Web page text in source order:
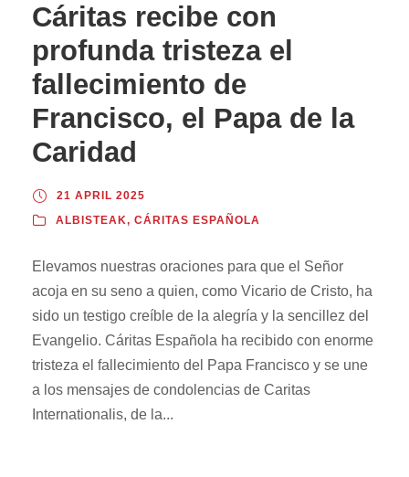
Cáritas recibe con
profunda tristeza el
fallecimiento de
Francisco, el Papa de la
Caridad
21 APRIL 2025
ALBISTEAK, CÁRITAS ESPAÑOLA
Elevamos nuestras oraciones para que el Señor
acoja en su seno a quien, como Vicario de Cristo, ha
sido un testigo creíble de la alegría y la sencillez del
Evangelio. Cáritas Española ha recibido con enorme
tristeza el fallecimiento del Papa Francisco y se une
a los mensajes de condolencias de Caritas
Internationalis, de la...